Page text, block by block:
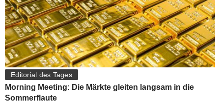
Editorial des Tages
Morning Meeting: Die Märkte gleiten langsam in die
Sommerflaute